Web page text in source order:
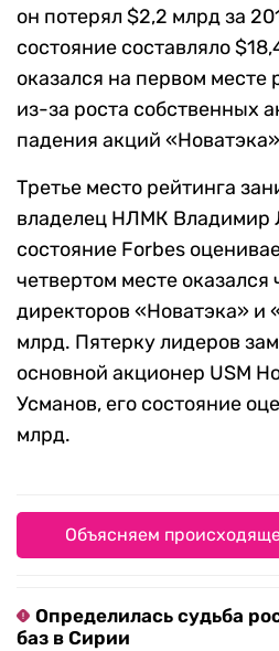
он потерял $2,2 млрд за
состояние составляло
оказался на первом месте
из-за роста собственных
падения акций
Третье место рейтинга
владелец НЛМК Владимир
состояние Forbes
четвертом месте оказался
директоров «Новатэка» и
млрд. Пятерку лидеров
основной акционер USM
Усманов, его состояние
млрд.
Объясняем
Определилась судьба
баз в Сирии